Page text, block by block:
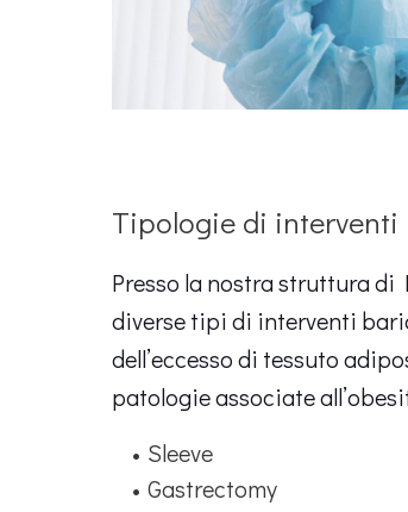
Tipologie di
Presso la nostra struttura
diverse tipi di interventi
dell’eccesso di tessuto
patologie associate
Sleeve
Gastrectomy